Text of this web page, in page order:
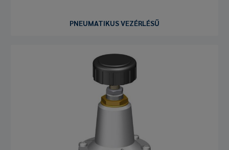
PNEUMATIKUS VEZÉRLÉSŰ